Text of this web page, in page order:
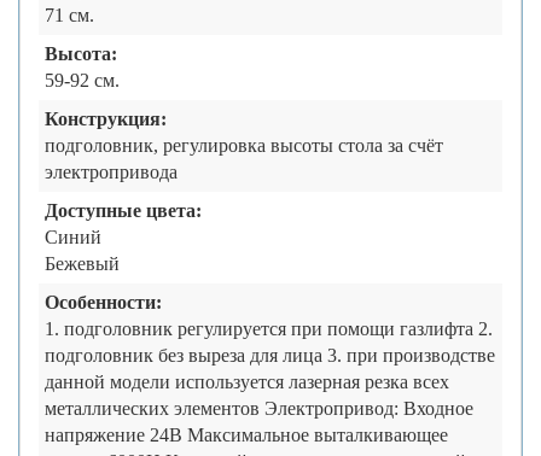
71 см.
Высота:
59-92 см.
Конструкция:
подголовник, регулировка высоты стола за счёт
электропривода
Доступные цвета:
Синий
Бежевый
Особенности:
1. подголовник регулируется при помощи газлифта 2.
подголовник без выреза для лица 3. при производстве
данной модели используется лазерная резка всех
металлических элементов Электропривод: Входное
напряжение 24В Максимальное выталкивающее